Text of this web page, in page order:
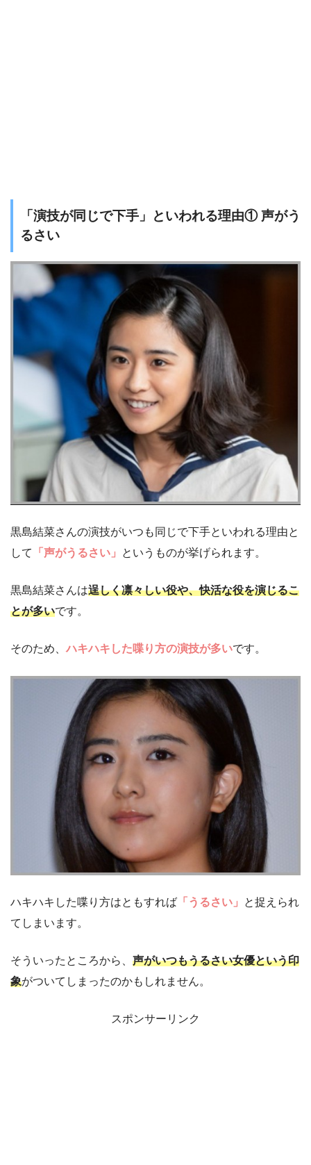
「演技が同じで下手」といわれる理由① 声がう
るさい
黒島結菜さんの演技がいつも同じで下手といわれる理由と
して
「声がうるさい」 というものが挙げられます。
黒島結菜さんは逞しく凛々しい役や、快活な役を演じるこ
とが多いです。
そのため、ハキハキした喋り方の演技が多いです。
ハキハキした喋り方はともすれば 「うるさい」
と捉えられ
てしまいます。
そういったところから、 声がいつもうるさい女優という印
象がついてしまったのかもしれません。
スポンサーリンク